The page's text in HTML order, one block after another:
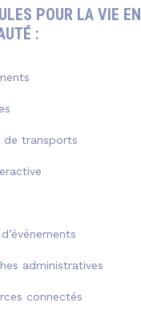
POUR LA VIE EN
:
de transports
administratives
connectés